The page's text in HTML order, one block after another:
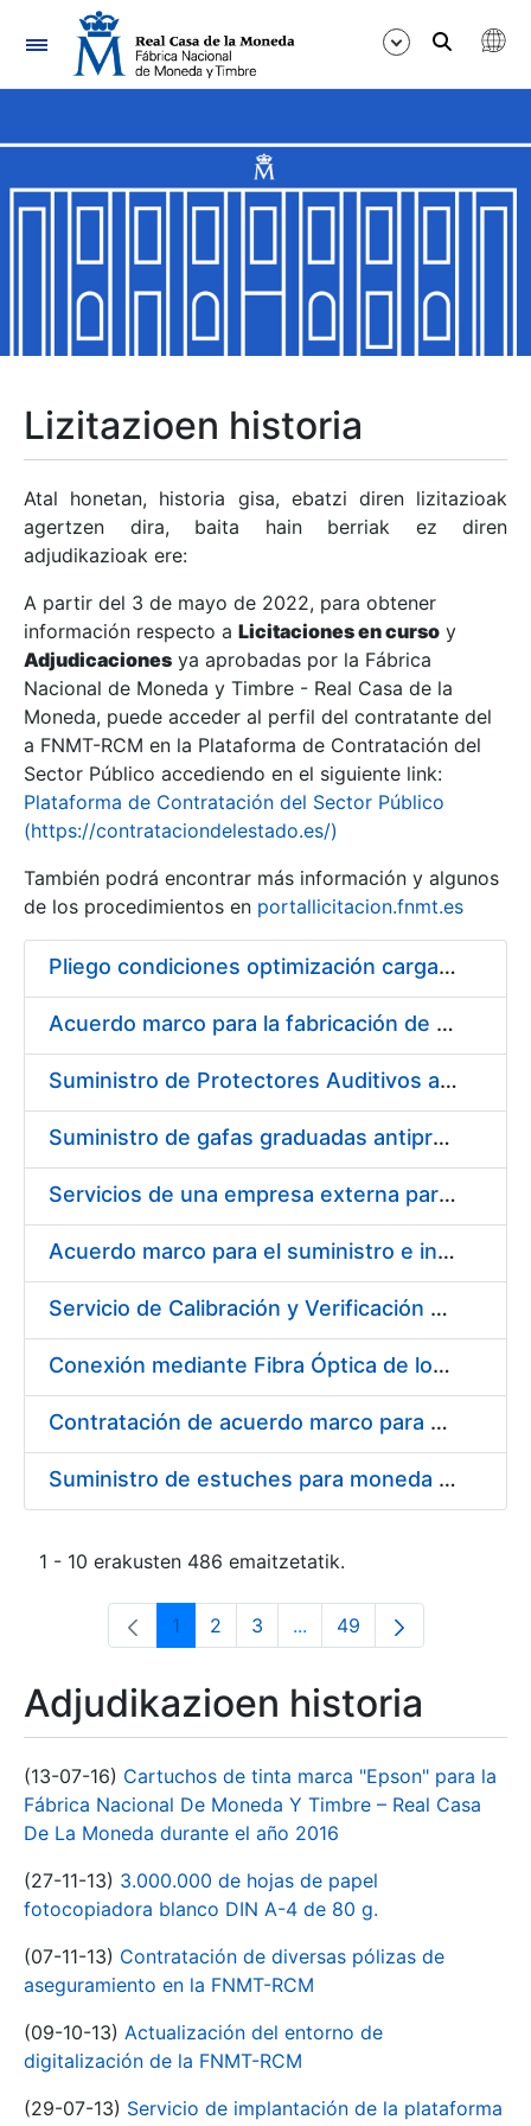
Nabigazioa
Erakutsi/Ezkutatu
Erakutsi/Ezkutatu
Erakutsi/Ezkutatu
Erakutsi/Ezkutatu
Erakutsi/Ezkutatu
Erakutsi/Ezkutatu
Erakutsi/Ezkutatu
Erakutsi/Ezkutatu
Lizitazioen historia
Atal honetan, historia gisa, ebatzi diren lizitazioak
agertzen dira, baita hain berriak ez diren
adjudikazioak ere:
A partir del 3 de mayo de 2022, para obtener
información respecto a Licitaciones en curso y
Adjudicaciones ya aprobadas por la Fábrica
Nacional de Moneda y Timbre - Real Casa de la
Moneda, puede acceder al perfil del contratante del
a FNMT-RCM en la Plataforma de Contratación del
Sector Público accediendo en el siguiente link:
Plataforma de Contratación del Sector Público
(https://contrataciondelestado.es/)
También podrá encontrar más información y algunos
de los procedimientos en portallicitacion.fnmt.es
Pliego condiciones optimización cargas compras firmado
Acuerdo marco para la fabricación de piezas
Suministro de Protectores Auditivos a medida para las personas trabajadoras de los Centros de Trabajo de Madrid y Burgos
Suministro de gafas graduadas antiproyecciones para los trabajadores de la FNMT-RCM en los centros de trabajo de Madrid y Burgos
Servicios de una empresa externa para el asesoramiento y resolución de los recursos de alzada que se presentan relacionados con procesos de selección para la FNMT-RCM
Acuerdo marco para el suministro e instalación de persianas, estores y otros complementos
Servicio de Calibración y Verificación Externa de los Equipos de Medición del Servicio de Prevención de la FNMT-RCM
Conexión mediante Fibra Óptica de los Centros de Proceso de Datos (CPDs) de las sedes de la FNMT-RCM de Burgos y Madrid
Contratación de acuerdo marco para el Suministro de Material de Electricidad para la Fábrica Nacional de Moneda y Timbre-Real Casa de la Moneda en su centro de trabajo de Burgos
Suministro de estuches para moneda de 30 €
1 - 10 erakusten 486 emaitzetatik.
Orrialdea
1 Orrialdea
2 Orrialdea
3 ...Intermediate Pages Use
Orrialdea
49
Adjudikazioen historia
(13-07-16) Cartuchos de tinta marca "Epson" para la
Fábrica Nacional De Moneda Y Timbre – Real Casa
De La Moneda durante el año 2016
(27-11-13) 3.000.000 de hojas de papel
fotocopiadora blanco DIN A-4 de 80 g.
(07-11-13) Contratación de diversas pólizas de
aseguramiento en la FNMT-RCM
(09-10-13) Actualización del entorno de
digitalización de la FNMT-RCM
(29-07-13) Servicio de implantación de la plataforma